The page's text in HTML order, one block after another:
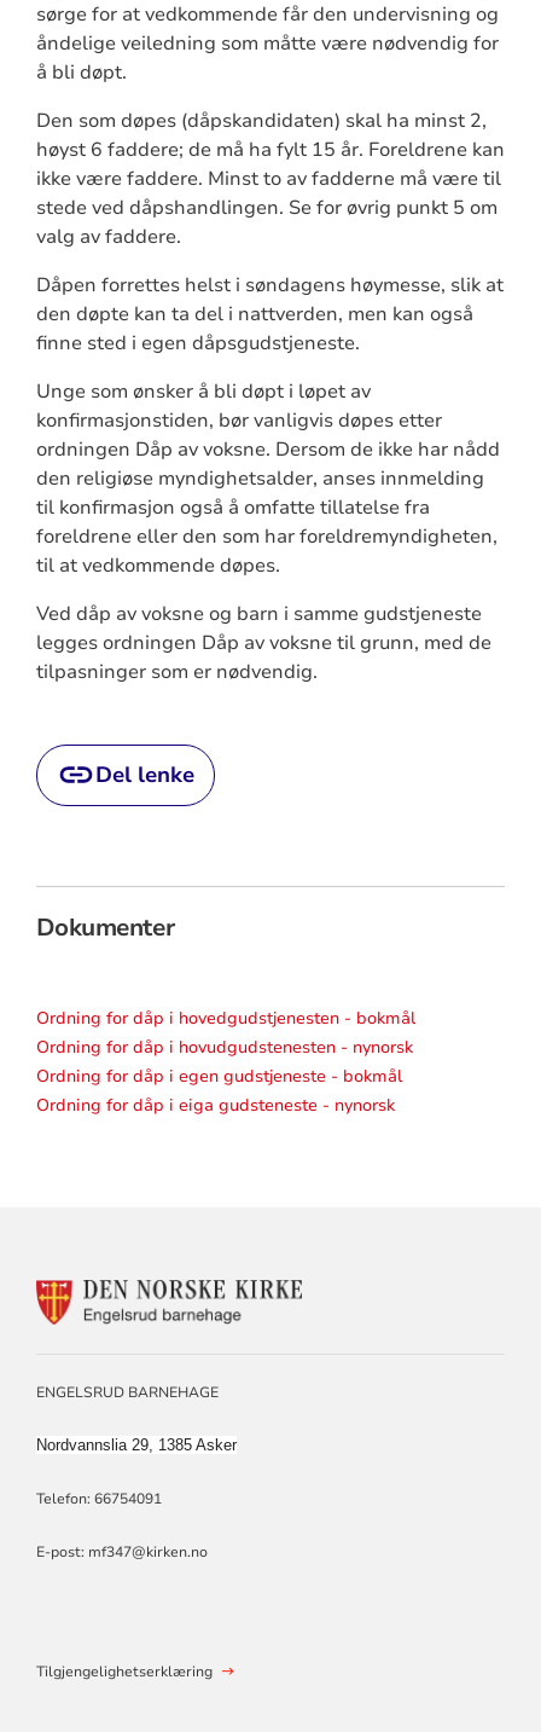
sørge for at vedkommende får den undervisning og
åndelige veiledning som måtte være nødvendig for
å bli døpt.
Den som døpes (dåpskandidaten) skal ha minst 2,
høyst 6 faddere; de må ha fylt 15 år. Foreldrene kan
ikke være faddere. Minst to av fadderne må være til
stede ved dåpshandlingen. Se for øvrig punkt 5 om
valg av faddere.
Dåpen forrettes helst i søndagens høymesse, slik at
den døpte kan ta del i nattverden, men kan også
finne sted i egen dåpsgudstjeneste.
Unge som ønsker å bli døpt i løpet av
konfirmasjonstiden, bør vanligvis døpes etter
ordningen Dåp av voksne. Dersom de ikke har nådd
den religiøse myndighetsalder, anses innmelding
til konfirmasjon også å omfatte tillatelse fra
foreldrene eller den som har foreldremyndigheten,
til at vedkommende døpes.
Ved dåp av voksne og barn i samme gudstjeneste
legges ordningen Dåp av voksne til grunn, med de
tilpasninger som er nødvendig.
Del lenke
Dokumenter
Ordning for dåp i hovedgudstjenesten - bokmål
Ordning for dåp i hovudgudstenesten - nynorsk
Ordning for dåp i egen gudstjeneste - bokmål
Ordning for dåp i eiga gudsteneste - nynorsk
KONTAKTINFORMASJON
ENGELSRUD BARNEHAGE
Nordvannslia 29, 1385 Asker
Telefon: 66754091
E-post: mf347@kirken.no
Tilgjengelighetserklæring